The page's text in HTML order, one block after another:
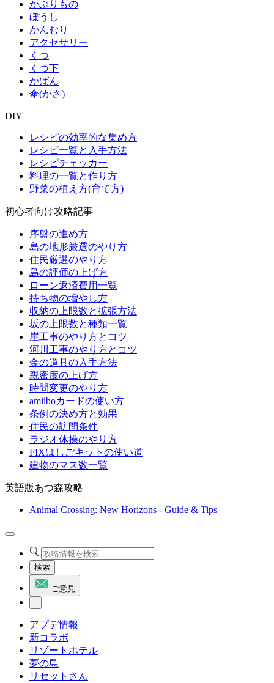
かぶりもの
ぼうし
かんむり
アクセサリー
くつ
くつ下
かばん
傘(かさ)
DIY
レシピの効率的な集め方
レシピ一覧と入手方法
レシピチェッカー
料理の一覧と作り方
野菜の植え方(育て方)
初心者向け攻略記事
序盤の進め方
島の地形厳選のやり方
住民厳選のやり方
島の評価の上げ方
ローン返済費用一覧
持ち物の増やし方
収納の上限数と拡張方法
坂の上限数と種類一覧
崖工事のやり方とコツ
河川工事のやり方とコツ
金の道具の入手方法
親密度の上げ方
時間変更のやり方
amiiboカードの使い方
条例の決め方と効果
住民の訪問条件
ラジオ体操のやり方
FIXはしごキットの使い道
建物のマス数一覧
英語版あつ森攻略
Animal Crossing: New Horizons - Guide & Tips
検索
ご意見
アプデ情報
新コラボ
リゾートホテル
夢の島
リセットさん